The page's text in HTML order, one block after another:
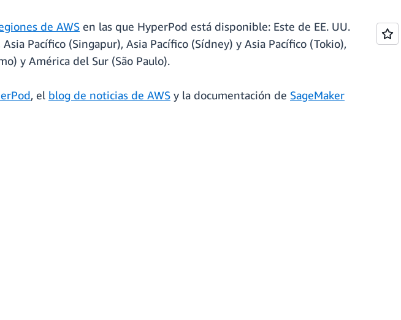
de AWS en las que HyperPod está disponible: Este de EE. UU.
Pacífico (Singapur), Asia Pacífico (Sídney) y Asia Pacífico (Tokio),
y América del Sur (São Paulo).
, el blog de noticias de AWS y la documentación de SageMaker